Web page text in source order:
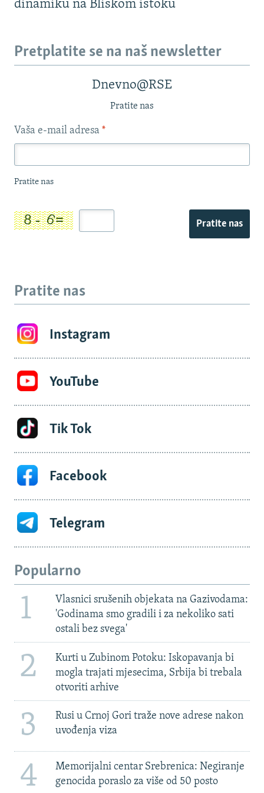
dinamiku na Bliskom istoku
Pretplatite se na naš newsletter
Dnevno@RSE
Pratite nas
Vaša e-mail adresa *
Pratite nas
Pratite nas
Pratite nas
Instagram
YouTube
Tik Tok
Facebook
Telegram
Popularno
1
Vlasnici srušenih objekata na Gazivodama:
'Godinama smo gradili i za nekoliko sati
ostali bez svega'
2
Kurti u Zubinom Potoku: Iskopavanja bi
mogla trajati mjesecima, Srbija bi trebala
otvoriti arhive
3
Rusi u Crnoj Gori traže nove adrese nakon
uvođenja viza
4
Memorijalni centar Srebrenica: Negiranje
genocida poraslo za više od 50 posto